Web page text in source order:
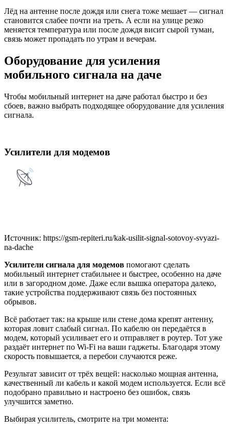
Лёд на антенне после дождя или снега тоже мешает — сигнал
становится слабее почти на треть. А если на улице резко
меняется температура или после дождя висит сырой туман,
связь может пропадать по утрам и вечерам.
Оборудование для усиления
мобильного сигнала на даче
Чтобы мобильный интернет на даче работал быстро и без
сбоев, важно выбрать подходящее оборудование для усиления
сигнала.
Усилители для модемов
Источник: https://gsm-repiteri.ru/kak-usilit-signal-sotovoy-svyazi-
na-dache
Усилители сигнала для модемов помогают сделать
мобильный интернет стабильнее и быстрее, особенно на даче
или в загородном доме. Даже если вышка оператора далеко,
такие устройства поддерживают связь без постоянных
обрывов.
Всё работает так: на крыше или стене дома крепят антенну,
которая ловит слабый сигнал. По кабелю он передаётся в
модем, который усиливает его и отправляет в роутер. Тот уже
раздаёт интернет по Wi-Fi на ваши гаджеты. Благодаря этому
скорость повышается, а перебои случаются реже.
Результат зависит от трёх вещей: насколько мощная антенна,
качественный ли кабель и какой модем используется. Если всё
подобрано правильно и настроено без ошибок, связь
улучшится заметно.
Выбирая усилитель, смотрите на три момента: